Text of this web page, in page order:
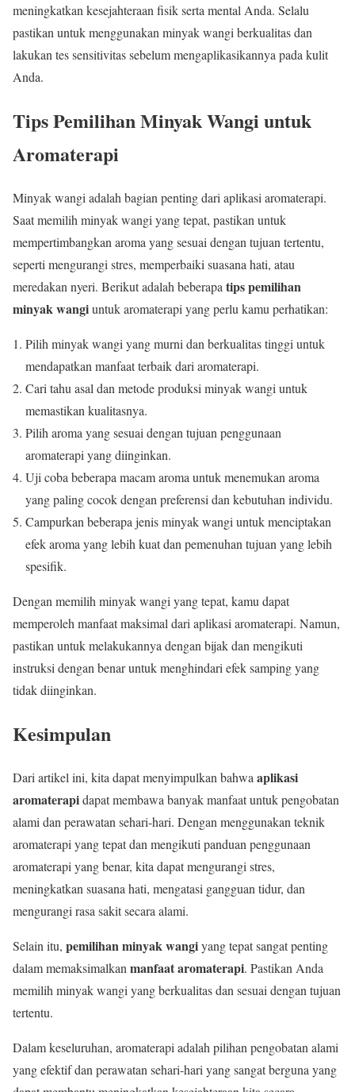
meningkatkan kesejahteraan fisik serta mental Anda. Selalu
pastikan untuk menggunakan minyak wangi berkualitas dan
lakukan tes sensitivitas sebelum mengaplikasikannya pada kulit
Anda.
Tips Pemilihan Minyak Wangi untuk
Aromaterapi
Minyak wangi adalah bagian penting dari aplikasi aromaterapi.
Saat memilih minyak wangi yang tepat, pastikan untuk
mempertimbangkan aroma yang sesuai dengan tujuan tertentu,
seperti mengurangi stres, memperbaiki suasana hati, atau
meredakan nyeri. Berikut adalah beberapa tips pemilihan
minyak wangiuntuk aromaterapi yang perlu kamu perhatikan:
Pilih minyak wangi yang murni dan berkualitas tinggi untuk
mendapatkan manfaat terbaik dari aromaterapi.
Cari tahu asal dan metode produksi minyak wangi untuk
memastikan kualitasnya.
Pilih aroma yang sesuai dengan tujuan penggunaan
aromaterapi yang diinginkan.
Uji coba beberapa macam aroma untuk menemukan aroma
yang paling cocok dengan preferensi dan kebutuhan individu.
Campurkan beberapa jenis minyak wangi untuk menciptakan
efek aroma yang lebih kuat dan pemenuhan tujuan yang lebih
spesifik.
Dengan memilih minyak wangi yang tepat, kamu dapat
memperoleh manfaat maksimal dari aplikasi aromaterapi. Namun,
pastikan untuk melakukannya dengan bijak dan mengikuti
instruksi dengan benar untuk menghindari efek samping yang
tidak diinginkan.
Kesimpulan
Dari artikel ini, kita dapat menyimpulkan bahwa aplikasi
aromaterapidapat membawa banyak manfaat untuk pengobatan
alami dan perawatan sehari-hari. Dengan menggunakan teknik
aromaterapi yang tepat dan mengikuti panduan penggunaan
aromaterapi yang benar, kita dapat mengurangi stres,
meningkatkan suasana hati, mengatasi gangguan tidur, dan
mengurangi rasa sakit secara alami.
Selain itu, pemilihan minyak wangiyang tepat sangat penting
dalam memaksimalkan manfaat aromaterapi. Pastikan Anda
memilih minyak wangi yang berkualitas dan sesuai dengan tujuan
tertentu.
Dalam keseluruhan, aromaterapi adalah pilihan pengobatan alami
yang efektif dan perawatan sehari-hari yang sangat berguna yang